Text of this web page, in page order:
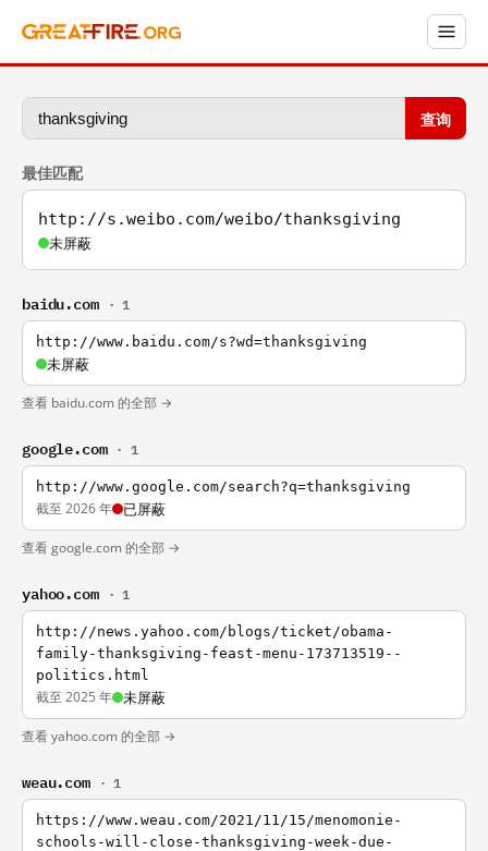
查询
最佳匹配
http://s.weibo.com/weibo/thanksgiving
未屏蔽
baidu.com · 1
http://www.baidu.com/s?wd=thanksgiving
未屏蔽
查看 baidu.com 的全部 →
google.com · 1
http://www.google.com/search?q=thanksgiving
截至 2026 年 已屏蔽
查看 google.com 的全部 →
yahoo.com · 1
http://news.yahoo.com/blogs/ticket/obama-
family-thanksgiving-feast-menu-173713519--
politics.html
截至 2025 年 未屏蔽
查看 yahoo.com 的全部 →
weau.com · 1
https://www.weau.com/2021/11/15/menomonie-
schools-will-close-thanksgiving-week-due-